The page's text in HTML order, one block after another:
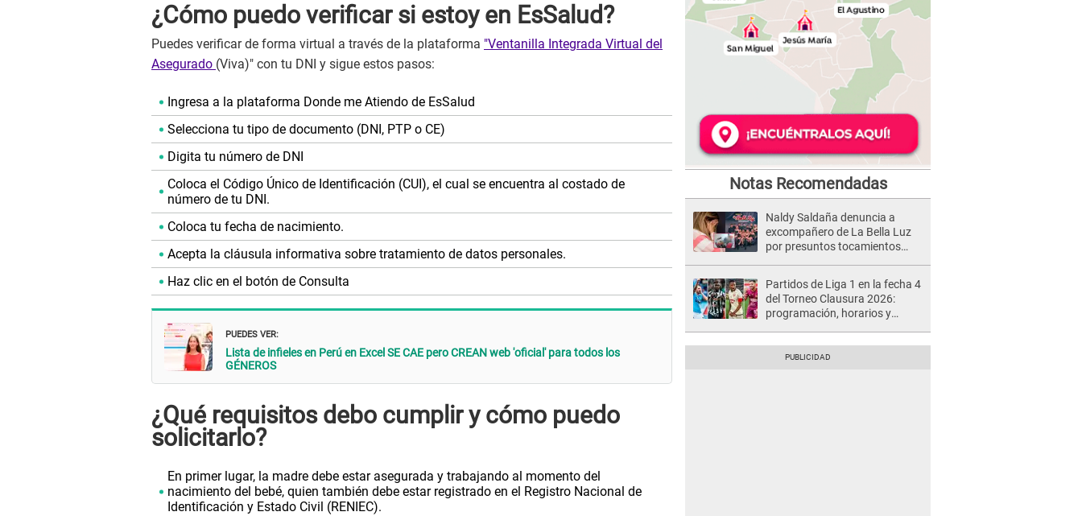
¿Cómo puedo verificar si estoy en EsSalud?
Puedes verificar de forma virtual a través de la plataforma "Ventanilla Integrada Virtual del
Asegurado (Viva)" con tu DNI y sigue estos pasos:
Ingresa a la plataforma Donde me Atiendo de EsSalud
Selecciona tu tipo de documento (DNI, PTP o CE)
Digita tu número de DNI
Coloca el Código Único de Identificación (CUI), el cual se encuentra al costado de
número de tu DNI.
Coloca tu fecha de nacimiento.
Acepta la cláusula informativa sobre tratamiento de datos personales.
Haz clic en el botón de Consulta
PUEDES VER:
Lista de infieles en Perú en Excel SE CAE pero CREAN web 'oficial' para todos los
GÉNEROS
¿Qué requisitos debo cumplir y cómo puedo
solicitarlo?
En primer lugar, la madre debe estar asegurada y trabajando al momento del
nacimiento del bebé, quien también debe estar registrado en el Registro Nacional de
Identificación y Estado Civil (RENIEC).
Notas Recomendadas
Naldy Saldaña denuncia a
excompañero de La Bella Luz
por presuntos tocamientos
Partidos de Liga 1 en la fecha 4
del Torneo Clausura 2026:
programación, horarios y